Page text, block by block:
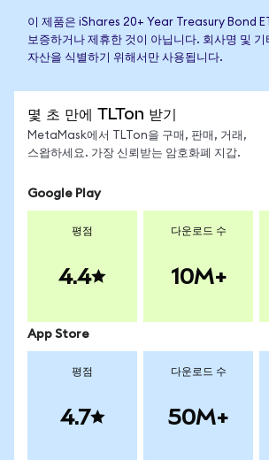
이 제품은 iShares 20+ Year Treasury Bond
보증하거나 제휴한 것이 아닙니다. 회사명 및 기
자산을 식별하기 위해서만 사용됩니다.
몇 초 만에 TLTon 받기
MetaMask에서 TLTon을 구매, 판매, 거래,
스왑하세요. 가장 신뢰받는 암호화폐 지갑.
Google Play
평점
4.4
다운로드 수
10M+
App Store
평점
4.7
다운로드 수
50M+